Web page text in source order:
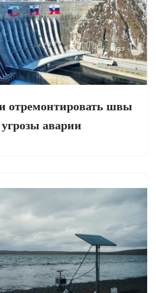
швы
аварии